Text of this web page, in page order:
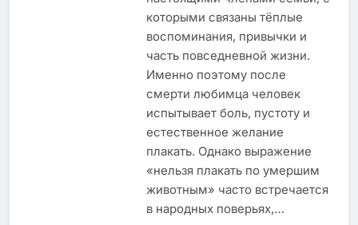
которыми связаны тёплые
воспоминания, привычки и
часть повседневной жизни.
Именно поэтому после
смерти любимца человек
испытывает боль, пустоту и
естественное желание
плакать. Однако выражение
«нельзя плакать по умершим
животным» часто встречается
в народных поверьях,…